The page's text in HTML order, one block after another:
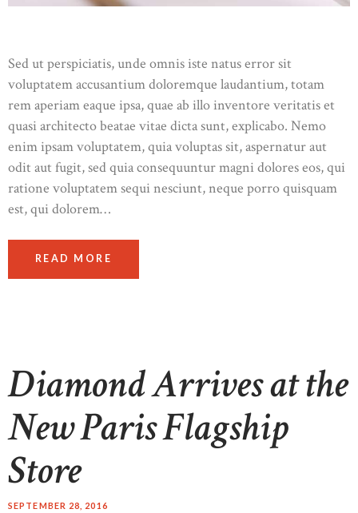
Sed ut perspiciatis, unde omnis iste natus error sit
voluptatem accusantium doloremque laudantium, totam
rem aperiam eaque ipsa, quae ab illo inventore veritatis et
quasi architecto beatae vitae dicta sunt, explicabo. Nemo
enim ipsam voluptatem, quia voluptas sit, aspernatur aut
odit aut fugit, sed quia consequuntur magni dolores eos, qui
ratione voluptatem sequi nesciunt, neque porro quisquam
est, qui dolorem…
READ MORE
Diamond Arrives at the
New Paris Flagship
Store
SEPTEMBER 28, 2016